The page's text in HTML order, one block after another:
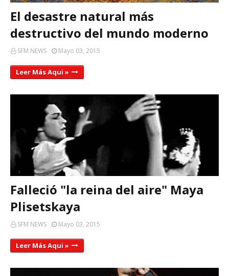
El desastre natural más
destructivo del mundo moderno
SFM NEWS Mayo 03, 2015
Leer Más Aqui »
Falleció "la reina del aire" Maya
Plisetskaya
SFM NEWS Mayo 03, 2015
Leer Más Aqui »